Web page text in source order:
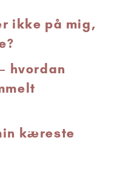
ikke på mig,
hvordan
kæreste